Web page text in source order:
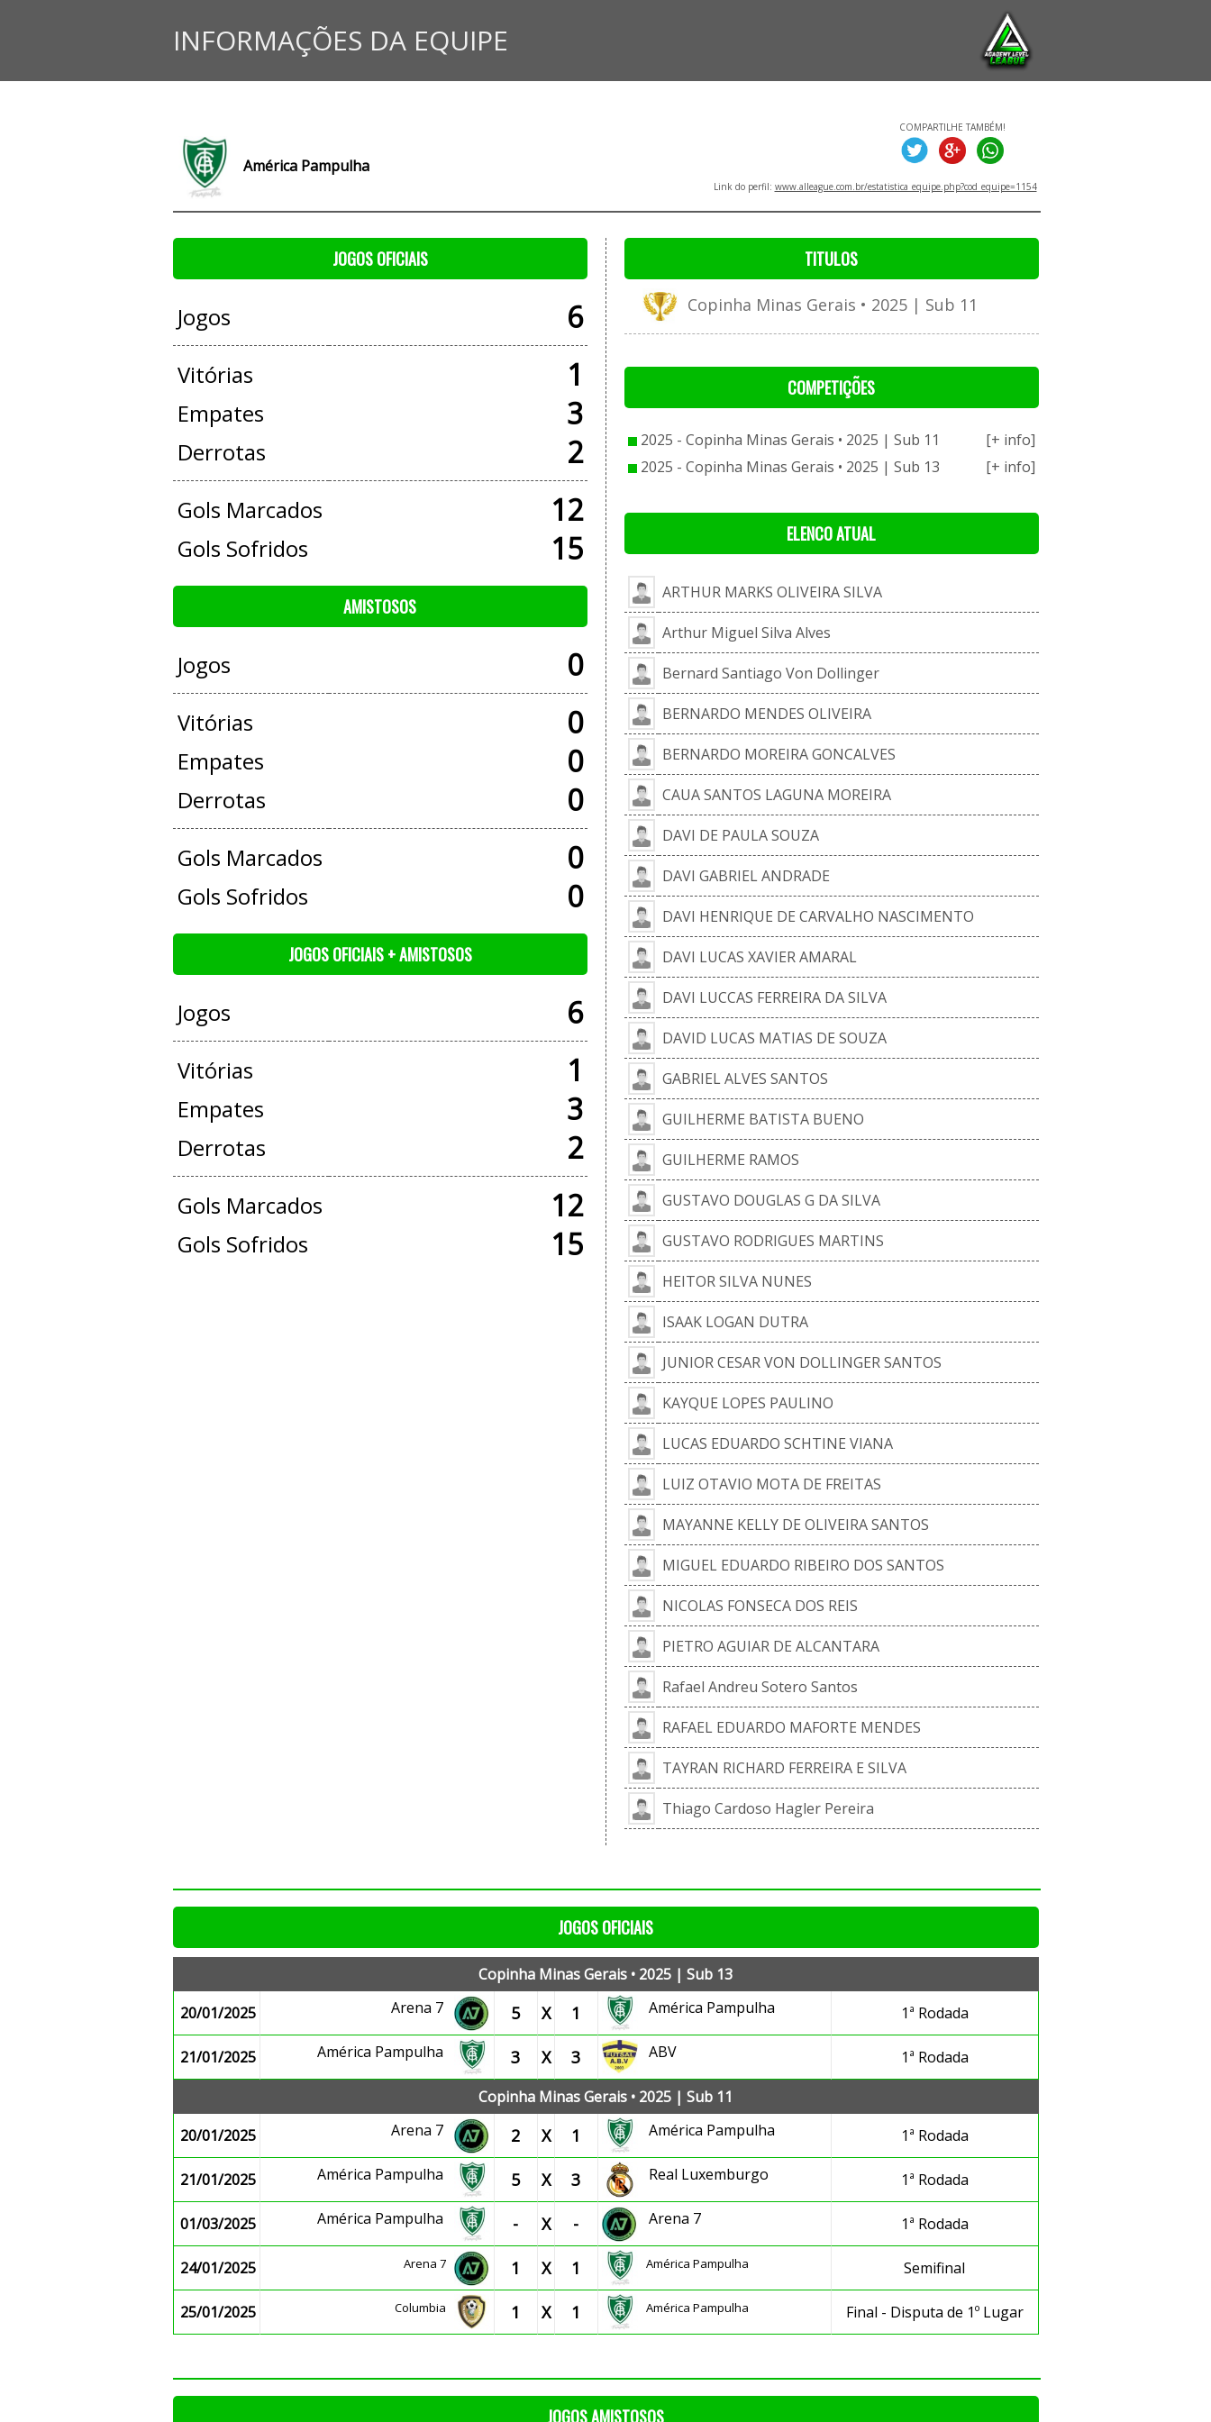
INFORMAÇÕES DA EQUIPE
América Pampulha
COMPARTILHE TAMBÉM!
Link do perfil: www.alleague.com.br/estatistica_equipe.php?cod_equipe=1154
JOGOS OFICIAIS
Jogos 6
Vitórias 1
Empates 3
Derrotas 2
Gols Marcados 12
Gols Sofridos 15
AMISTOSOS
Jogos 0
Vitórias 0
Empates 0
Derrotas 0
Gols Marcados 0
Gols Sofridos 0
JOGOS OFICIAIS + AMISTOSOS
Jogos 6
Vitórias 1
Empates 3
Derrotas 2
Gols Marcados 12
Gols Sofridos 15
TITULOS
Copinha Minas Gerais • 2025 | Sub 11
COMPETIÇÕES
2025 - Copinha Minas Gerais • 2025 | Sub 11
[+ info]
2025 - Copinha Minas Gerais • 2025 | Sub 13
[+ info]
ELENCO ATUAL
ARTHUR MARKS OLIVEIRA SILVA
Arthur Miguel Silva Alves
Bernard Santiago Von Dollinger
BERNARDO MENDES OLIVEIRA
BERNARDO MOREIRA GONCALVES
CAUA SANTOS LAGUNA MOREIRA
DAVI DE PAULA SOUZA
DAVI GABRIEL ANDRADE
DAVI HENRIQUE DE CARVALHO NASCIMENTO
DAVI LUCAS XAVIER AMARAL
DAVI LUCCAS FERREIRA DA SILVA
DAVID LUCAS MATIAS DE SOUZA
GABRIEL ALVES SANTOS
GUILHERME BATISTA BUENO
GUILHERME RAMOS
GUSTAVO DOUGLAS G DA SILVA
GUSTAVO RODRIGUES MARTINS
HEITOR SILVA NUNES
ISAAK LOGAN DUTRA
JUNIOR CESAR VON DOLLINGER SANTOS
KAYQUE LOPES PAULINO
LUCAS EDUARDO SCHTINE VIANA
LUIZ OTAVIO MOTA DE FREITAS
MAYANNE KELLY DE OLIVEIRA SANTOS
MIGUEL EDUARDO RIBEIRO DOS SANTOS
NICOLAS FONSECA DOS REIS
PIETRO AGUIAR DE ALCANTARA
Rafael Andreu Sotero Santos
RAFAEL EDUARDO MAFORTE MENDES
TAYRAN RICHARD FERREIRA E SILVA
Thiago Cardoso Hagler Pereira
JOGOS OFICIAIS
Copinha Minas Gerais • 2025 | Sub 13
20/01/2025
Arena 7 5 X 1 América Pampulha 1ª Rodada
21/01/2025 América Pampulha 3 X 3 ABV
1ª Rodada
Copinha Minas Gerais • 2025 | Sub 11
20/01/2025
Arena 7 2 X 1 América Pampulha 1ª Rodada
21/01/2025 América Pampulha 5 X 3 Real Luxemburgo 1ª Rodada
01/03/2025 América Pampulha - X - Arena 7 1ª Rodada
24/01/2025 Arena 7 1 X 1 América Pampulha Semifinal
25/01/2025 Columbia 1 X 1 América Pampulha Final - Disputa de 1º Lugar
JOGOS AMISTOSOS